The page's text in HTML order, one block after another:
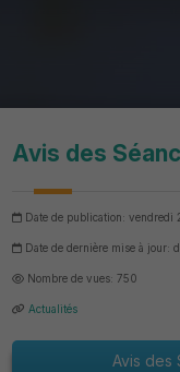
Avis des
Date de publication: vendredi
Date de dernière mise à jour:
Nombre de vues: 750
Actualités
Avis des